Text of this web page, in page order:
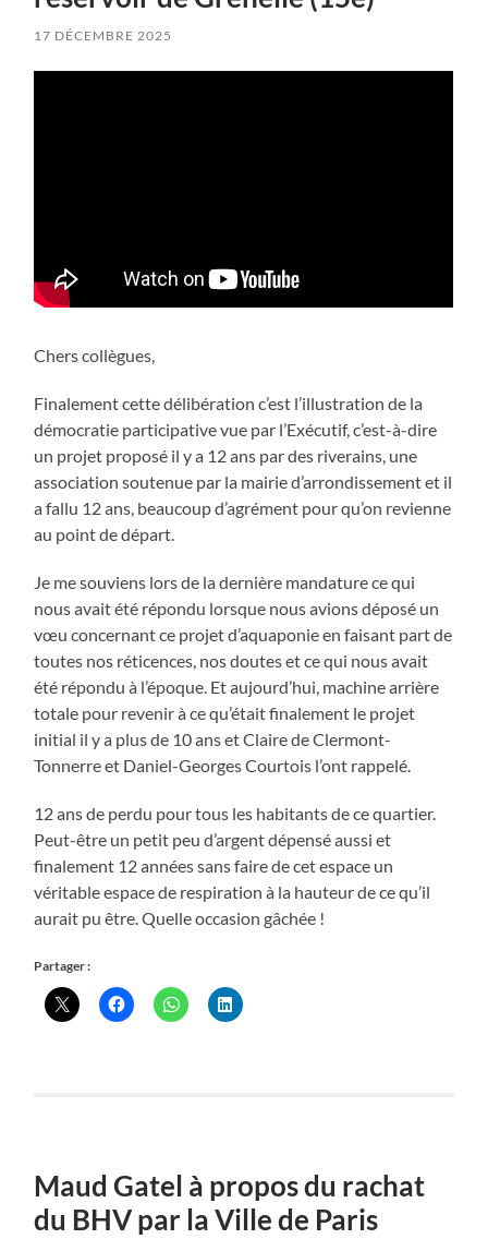
17 DÉCEMBRE 2025
Chers collègues,
Finalement cette délibération c’est l’illustration de la
démocratie participative vue par l’Exécutif, c’est-à-dire
un projet proposé il y a 12 ans par des riverains, une
association soutenue par la mairie d’arrondissement et il
a fallu 12 ans, beaucoup d’agrément pour qu’on revienne
au point de départ.
Je me souviens lors de la dernière mandature ce qui
nous avait été répondu lorsque nous avions déposé un
vœu concernant ce projet d’aquaponie en faisant part de
toutes nos réticences, nos doutes et ce qui nous avait
été répondu à l’époque. Et aujourd’hui, machine arrière
totale pour revenir à ce qu’était finalement le projet
initial il y a plus de 10 ans et Claire de Clermont-
Tonnerre et Daniel-Georges Courtois l’ont rappelé.
12 ans de perdu pour tous les habitants de ce quartier.
Peut-être un petit peu d’argent dépensé aussi et
finalement 12 années sans faire de cet espace un
véritable espace de respiration à la hauteur de ce qu’il
aurait pu être. Quelle occasion gâchée !
Partager :
Maud Gatel à propos du rachat
du BHV par la Ville de Paris